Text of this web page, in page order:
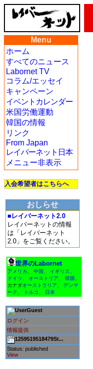
Menu
ホーム
すべてのニュース
Labornet TV
コラム/エッセイ
キャンペーン
イベントカレンダー
米国労働運動
韓国の情報
リンク
From Japan
レイバーネット日本
メニュー非表示
入会希望者はこちらへ
おしらせ
■レイバーネット2.0
レイバーネットの情報
は「レイバーネット
2.0」をご覧ください。
世界のLabornet
アメリカ 中国 イギリス
ドイツ
オーストリア 韓国
カナダオーストラリア
デンマ
ーク
トルコ 日本
Guest
ログイン
情報提供
1259519518479St...
Status: published
View